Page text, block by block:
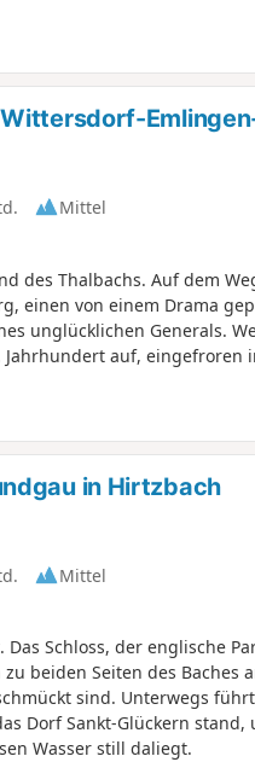
Mittel
des Thalbachs. Auf dem
einen von einem Drama
unglücklichen Generals.
auf, eingefroren
in Hirtzbach
Mittel
Schloss, der englische
beiden Seiten des Baches
sind. Unterwegs
Dorf Sankt-Glückern stand,
Wasser still daliegt.